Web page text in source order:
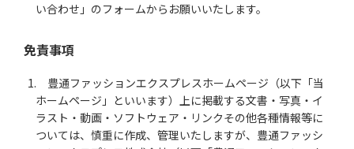
い合わせ」のフォームからお願いいたします。
免責事項
1. 豊通ファッションエクスプレスホームページ（以下「当
ホームページ」といいます）上に掲載する文書・写真・イ
ラスト・動画・ソフトウェア・リンクその他各種情報等に
ついては、慎重に作成、管理いたしますが、豊通ファッシ